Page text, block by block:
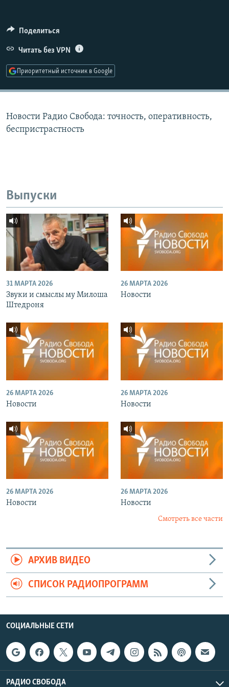
ПОДПИШИТЕСЬ НА РАССЫЛКУ
СОЦИАЛЬНЫЕ СЕТИ
Поделиться
Читать без VPN
Приоритетный источник в Google
Новости Радио Свобода: точность, оперативность,
беспристрастность
Выпуски
31 МАРТА 2026
Звуки и смыслы му Милоша
Штедроня
26 МАРТА 2026
Новости
26 МАРТА 2026
Новости
26 МАРТА 2026
Новости
26 МАРТА 2026
Новости
26 МАРТА 2026
Новости
Смотреть все части
АРХИВ ВИДЕО
СПИСОК РАДИОПРОГРАММ
СОЦИАЛЬНЫЕ СЕТИ
РАДИО СВОБОДА